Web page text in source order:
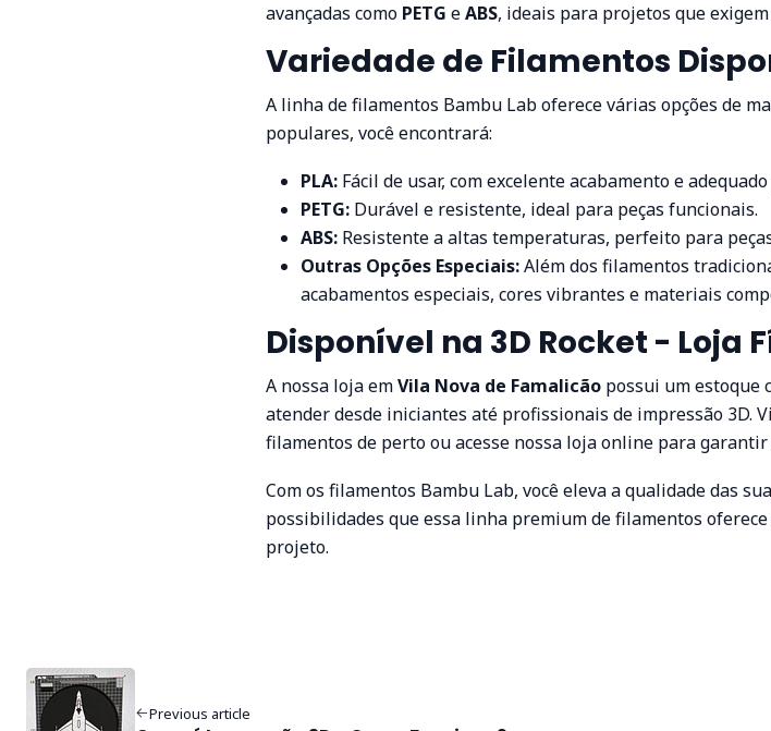
avançadas como PETG eABS, ideais para projetos que
Variedade de Filamentos
A linha de filamentos Bambu Lab oferece várias opções de
populares, você encontrará:
PLA: Fácil de usar, com excelente acabamento e
PETG: Durável e resistente, ideal para peças funcionais.
ABS: Resistente a altas temperaturas, perfeito para
Outras Opções Especiais:Além dos filamentos
acabamentos especiais, cores vibrantes e materiais
Disponível na 3D Rocket - Loja
A nossa loja emVila Nova de Famalicão possui um estoque
atender desde iniciantes até profissionais de impressão 3D.
filamentos de perto ou acesse nossa loja online para garantir
Com os filamentos Bambu Lab, você eleva a qualidade das
possibilidades que essa linha premium de filamentos
projeto.
Previous article